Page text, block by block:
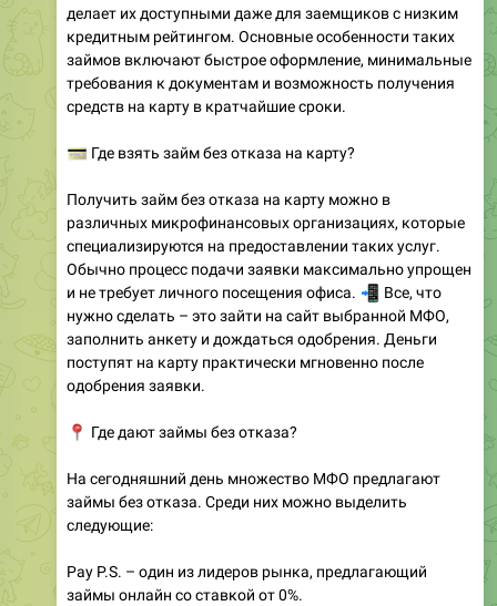
делает их доступными даже для заемщиков с низким
кредитным рейтингом. Основные особенности таких
займов включают быстрое оформление, минимальные
требования к документам и возможность получения
средств на карту в кратчайшие сроки.
Где взять займ без отказа на карту?
Получить займ без отказа на карту можно в
различных микрофинансовых организациях, которые
специализируются на предоставлении таких услуг.
Обычно процесс подачи заявки максимально упрощен
и не требует личного посещения офиса.
📲Все, что
нужно сделать – это зайти на сайт выбранной МФО,
заполнить анкету и дождаться одобрения. Деньги
поступят на карту практически мгновенно после
одобрения заявки.
Где дают займы без отказа?
На сегодняшний день множество МФО предлагают
займы без отказа. Среди них можно выделить
следующие:
Pay P.S. – один из лидеров рынка, предлагающий
займы онлайн со ставкой от 0%.